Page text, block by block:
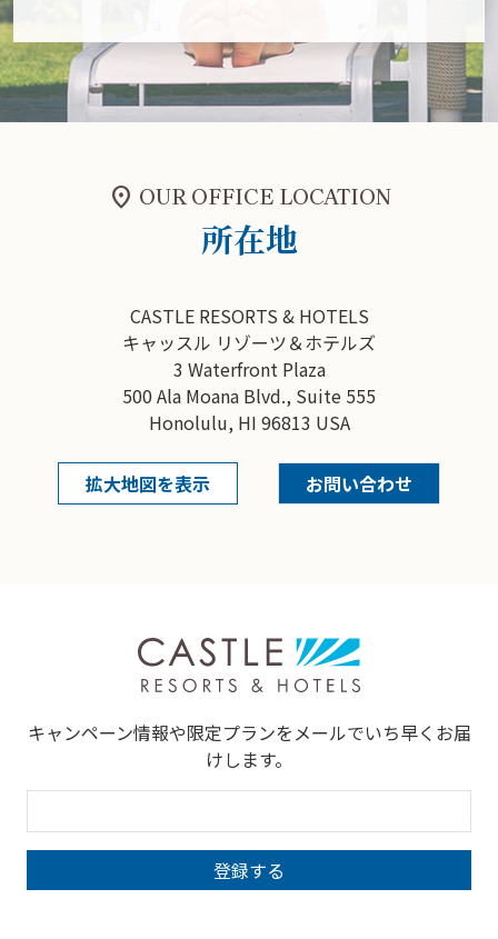
location_pin OUR OFFICE LOCATION
所在地
CASTLE RESORTS & HOTELS
キャッスル リゾーツ＆ホテルズ
3 Waterfront Plaza
500 Ala Moana Blvd., Suite 555
Honolulu, HI 96813 USA
拡大地図を表示 お問い合わせ
キャンペーン情報や限定プランをメールでいち早くお届
けします。